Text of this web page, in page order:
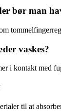
bør man
vaskes?
i kontakt med
til at